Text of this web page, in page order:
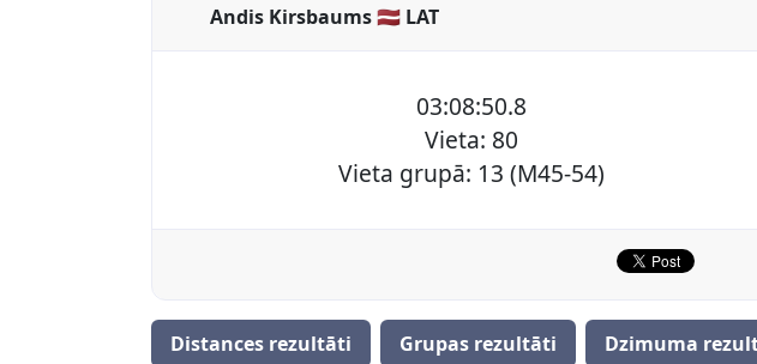
Andis Kirsbaums 🇱🇻 LAT
03:08:50.8
Vieta: 80
Vieta grupā: 13 (M45-54)
Distances rezultāti Grupas rezultāti Dzimuma